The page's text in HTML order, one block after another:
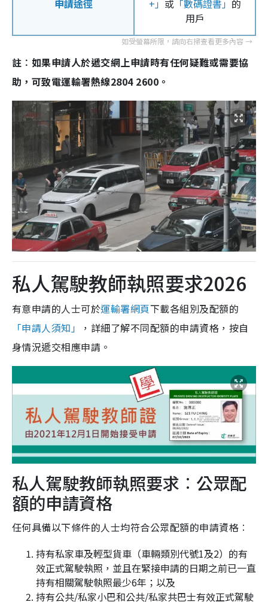
申請途徑 +」 或「數碼證書」 的
用戶
註︰如果申請人於遞交網上申請時有任何疑難或需要協
助，可致電運輸署熱線2804 2600。
私人駕駛教師執照要求2026
有意申請的人士可於運輸署網頁下載各組別及配額的
「申請人須知」
，詳細了解不同配額的申請資格，按自
身情況遞交相應申請。
私人駕駛教師執照要求︰公眾配
額的申請資格
任何具備以下條件的人士均符合公眾配額的申請資格︰
持有私家車及輕型貨車（車輛類別代號1及2）的有
效正式駕駛執照，並且在緊接申請的日期之前已一直
持有相關駕駛執照最少6年；以及
持有公共/私家小巴和公共/私家共巴士有效正式駕駛